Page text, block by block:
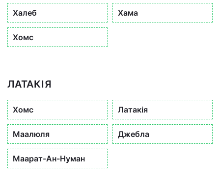
Халеб Хама
Хомс
ЛАТАКІЯ
Хомс Латакія
Маалюля Джебла
Маарат-Ан-Нуман